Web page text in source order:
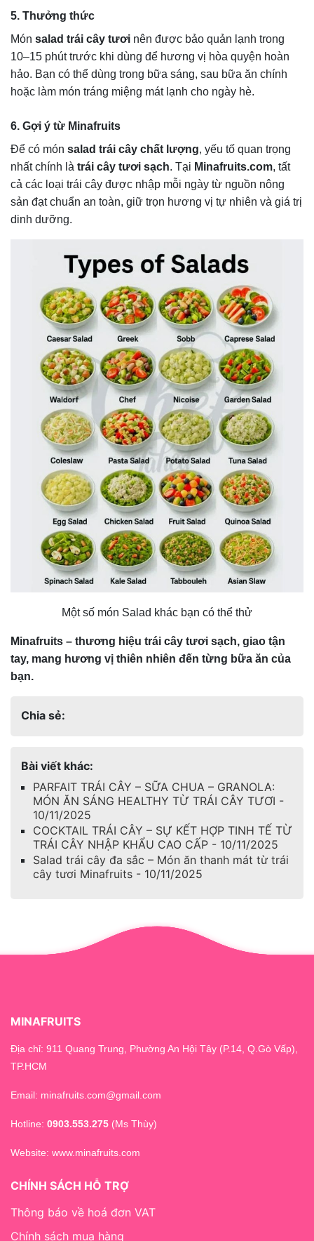
5. Thưởng thức
Món salad trái cây tươi nên được bảo quản lạnh trong
10–15 phút trước khi dùng để hương vị hòa quyện hoàn
hảo. Bạn có thể dùng trong bữa sáng, sau bữa ăn chính
hoặc làm món tráng miệng mát lạnh cho ngày hè.
6. Gợi ý từ Minafruits
Để có món salad trái cây chất lượng, yếu tố quan trọng
nhất chính là trái cây tươi sạch. Tại Minafruits.com, tất
cả các loại trái cây được nhập mỗi ngày từ nguồn nông
sản đạt chuẩn an toàn, giữ trọn hương vị tự nhiên và giá trị
dinh dưỡng.
Một số món Salad khác bạn có thể thử
Minafruits – thương hiệu trái cây tươi sạch, giao tận
tay, mang hương vị thiên nhiên đến từng bữa ăn của
bạn.
Chia sẻ:
Bài viết khác:
PARFAIT TRÁI CÂY – SỮA CHUA – GRANOLA:
MÓN ĂN SÁNG HEALTHY TỪ TRÁI CÂY TƯƠI -
10/11/2025
COCKTAIL TRÁI CÂY – SỰ KẾT HỢP TINH TẾ TỪ
TRÁI CÂY NHẬP KHẨU CAO CẤP - 10/11/2025
Salad trái cây đa sắc – Món ăn thanh mát từ trái
cây tươi Minafruits - 10/11/2025
MINAFRUITS
Địa chỉ: 911 Quang Trung, Phường An Hội Tây (P.14, Q.Gò Vấp),
TP.HCM
Email: minafruits.com@gmail.com
Hotline: 0903.553.275 (Ms Thùy)
Website: www.minafruits.com
CHÍNH SÁCH HỖ TRỢ
Thông báo về hoá đơn VAT
Chính sách mua hàng